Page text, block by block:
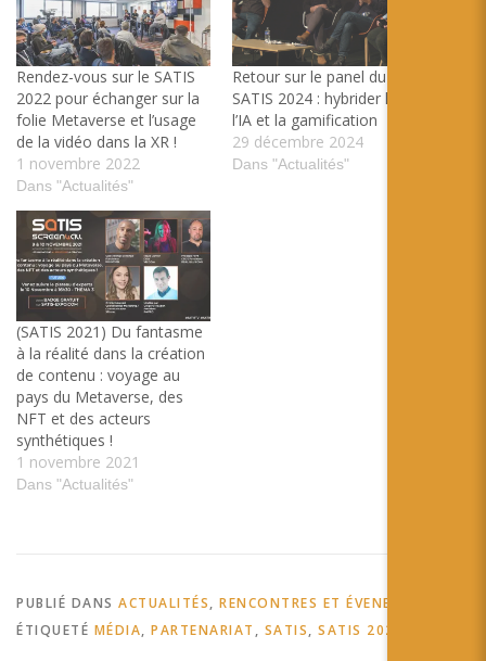
Rendez-vous sur le SATIS
2022 pour échanger sur la
folie Metaverse et l’usage
de la vidéo dans la XR !
1 novembre 2022
Dans "Actualités"
Retour sur le panel du
SATIS 2024 : hybrider la XR,
l’IA et la gamification
29 décembre 2024
Dans "Actualités"
(SATIS 2021) Du fantasme
à la réalité dans la création
de contenu : voyage au
pays du Metaverse, des
NFT et des acteurs
synthétiques !
1 novembre 2021
Dans "Actualités"
PUBLIÉ DANS ACTUALITÉS, RENCONTRES ET ÉVENEMENTS
ÉTIQUETÉ MÉDIA, PARTENARIAT, SATIS, SATIS 2024